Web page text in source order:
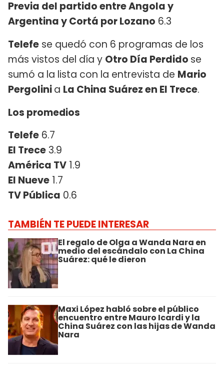
Previa del partido entre Angola y
Argentina y Cortá por Lozano 6.3
Telefe se quedó con 6 programas de los
más vistos del día y Otro Día Perdido se
sumó a la lista con la entrevista de Mario
Pergolinia La China Suárez en El Trece.
Los promedios
Telefe 6.7
El Trece 3.9
América TV 1.9
El Nueve 1.7
TV Pública 0.6
TAMBIÉN TE PUEDE INTERESAR
El regalo de Olga a Wanda Nara en
medio del escándalo con La China
Suárez: qué le dieron
Maxi López habló sobre el público
encuentro entre Mauro Icardi y la
China Suárez con las hijas de Wanda
Nara